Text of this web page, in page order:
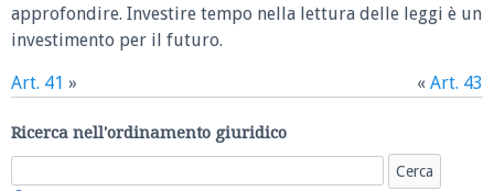
approfondire. Investire tempo nella lettura delle leggi è un
investimento per il futuro.
Art. 41 » « Art. 43
Ricerca nell'ordinamento giuridico